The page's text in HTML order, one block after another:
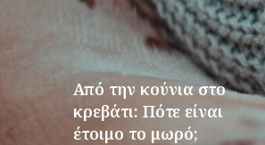
Από την κούνια στο
κρεβάτι: Πότε είναι
έτοιμο το μωρό;